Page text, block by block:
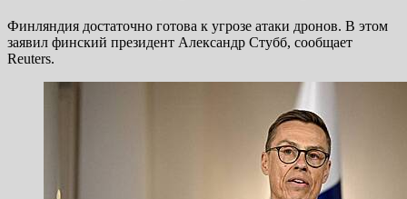
Финляндия достаточно готова к угрозе атаки дронов. В этом
заявил финский президент Александр Стубб, сообщает
Reuters.